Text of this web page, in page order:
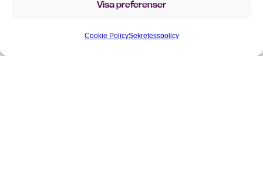
Visa preferenser
Cookie PolicySekretesspolicy